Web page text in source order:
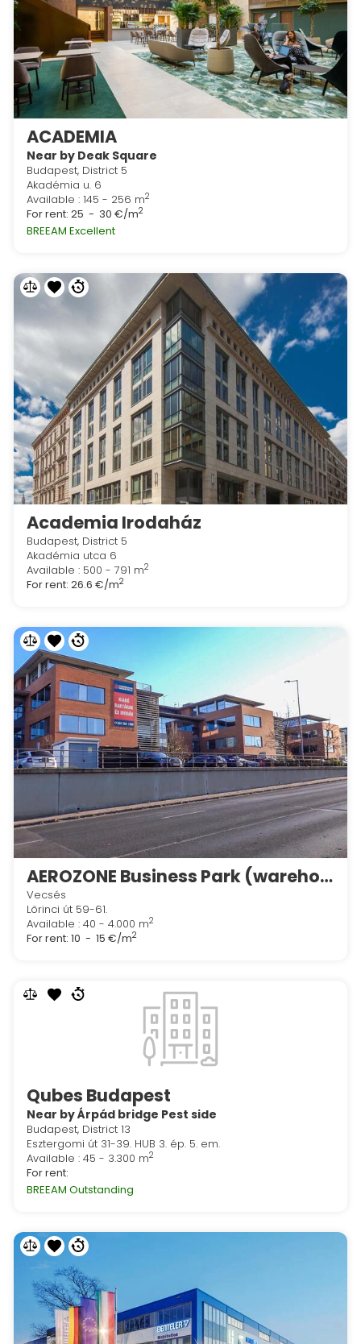
ACADEMIA
Near by Deak Square
Budapest, District 5
Akadémia u. 6
Available : 145 - 256 m2
For rent: 25 - 30 €/m2
BREEAM Excellent
Academia Irodaház
Budapest, District 5
Akadémia utca 6
Available : 500 - 791 m2
For rent: 26.6 €/m2
AEROZONE Business Park (warehouse too)
Vecsés
Lőrinci út 59-61.
Available : 40 - 4.000 m2
For rent: 10 - 15 €/m2
Qubes Budapest
Near by Árpád bridge Pest side
Budapest, District 13
Esztergomi út 31-39. HUB 3. ép. 5. em.
Available : 45 - 3.300 m2
For rent:
BREEAM Outstanding